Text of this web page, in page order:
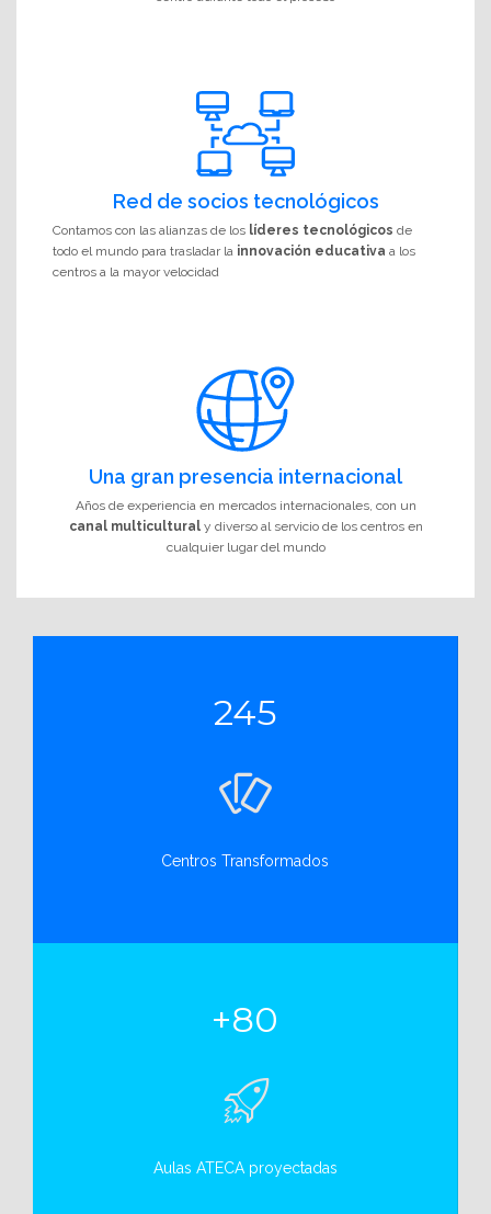
Red de socios tecnológicos
Contamos con las alianzas de los líderes tecnológicos de
todo el mundo para trasladar la innovación educativa a los
centros a la mayor velocidad
Una gran presencia internacional
Años de experiencia en mercados internacionales, con un
canal multiculturaly diverso al servicio de los centros en
cualquier lugar del mundo
245
Centros Transformados
+80
Aulas ATECA proyectadas